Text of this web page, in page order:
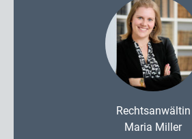
Rechtsanwältin
Maria Miller